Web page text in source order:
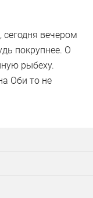
вечером
покрупнее. О
рыбеху.
Оби то не
8 наников.